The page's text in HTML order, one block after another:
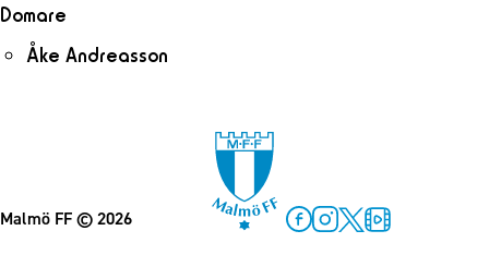
Domare
Åke Andreasson
Malmö FF© 2026